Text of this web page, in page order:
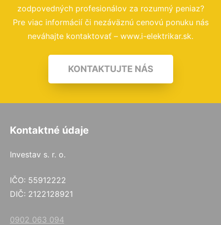
zodpovedných profesionálov za rozumný peniaz?
Pre viac informácií či nezáväznú cenovú ponuku nás
neváhajte kontaktovať – www.i-elektrikar.sk.
KONTAKTUJTE NÁS
Kontaktné údaje
Investav s. r. o.
IČO: 55912222
DIČ: 2122128921
0902 063 094